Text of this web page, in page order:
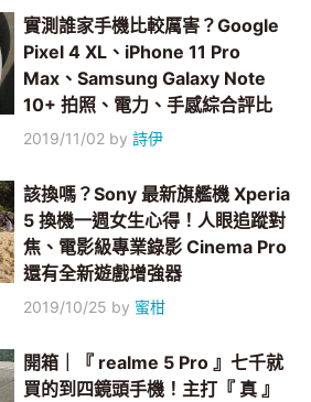
實測誰家手機比較厲害？Google
Pixel 4 XL、iPhone 11 Pro
Max、Samsung Galaxy Note
10+ 拍照、電力、手感綜合評比
2019/11/02 by詩伊
該換嗎？Sony 最新旗艦機 Xperia
5 換機一週女生心得！人眼追蹤對
焦、電影級專業錄影 Cinema Pro
還有全新遊戲增強器
2019/10/25 by 蜜柑
開箱｜『 realme 5 Pro 』七千就
買的到四鏡頭手機！主打『 真 』